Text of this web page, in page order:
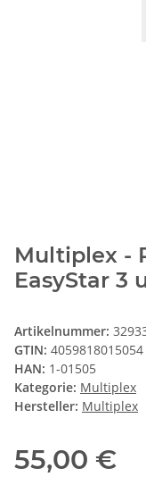
Multiplex -
EasyStar 3
Artikelnummer:
GTIN: 4059818015054
HAN: 1-01505
Kategorie: Multiplex
Hersteller: Multiplex
55,00 €